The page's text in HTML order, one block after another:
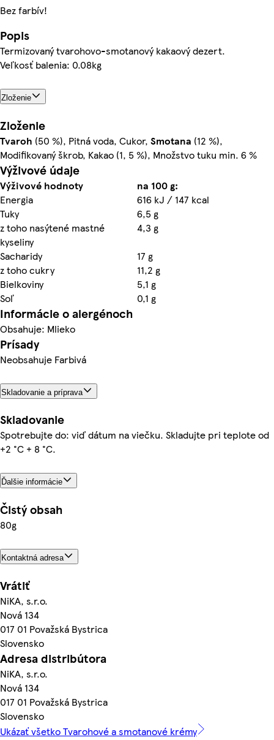
Bez farbív!
Popis
Termizovaný tvarohovo-smotanový kakaový dezert.
Veľkosť balenia: 0.08kg
Zloženie
Zloženie
Tvaroh (50 %), Pitná voda, Cukor, Smotana (12 %),
Modifikovaný škrob, Kakao (1, 5 %), Množstvo tuku min. 6 %
Výživové údaje
Výživové hodnoty
na 100 g:
Energia
616 kJ / 147 kcal
Tuky
6,5 g
z toho nasýtené mastné
kyseliny
4,3 g
Sacharidy
17 g
z toho cukry
11,2 g
Bielkoviny
5,1 g
Soľ
0,1 g
Informácie o alergénoch
Obsahuje: Mlieko
Prísady
Neobsahuje Farbivá
Skladovanie a príprava
Skladovanie
Spotrebujte do: viď dátum na viečku. Skladujte pri teplote od
+2 °C + 8 °C.
Ďalšie informácie
Čistý obsah
80g
Kontaktná adresa
Vrátiť
NiKA, s.r.o.
Nová 134
017 01 Považská Bystrica
Slovensko
Adresa distribútora
NiKA, s.r.o.
Nová 134
017 01 Považská Bystrica
Slovensko
Ukázať všetko Tvarohové a smotanové krémy